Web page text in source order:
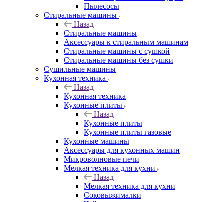
Пылесосы
Стиральные машины
Назад
Стиральные машины
Аксессуары к стиральным машинам
Стиральные машины с сушкой
Стиральные машины без сушки
Сушильные машины
Кухонная техника
Назад
Кухонная техника
Кухонные плиты
Назад
Кухонные плиты
Кухонные плиты газовые
Кухонные машины
Аксессуары для кухонных машин
Микроволновые печи
Мелкая техника для кухни
Назад
Мелкая техника для кухни
Соковыжималки